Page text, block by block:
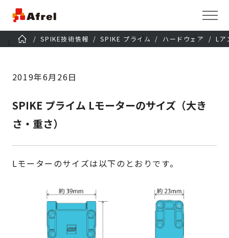
SPIKE技術情報 SPIKE プライム ハードウェア Lア
2019年6月26日
SPIKE プライム Lモーターのサイズ（大き
さ・重さ）
Lモーターのサイズは以下のとおりです。